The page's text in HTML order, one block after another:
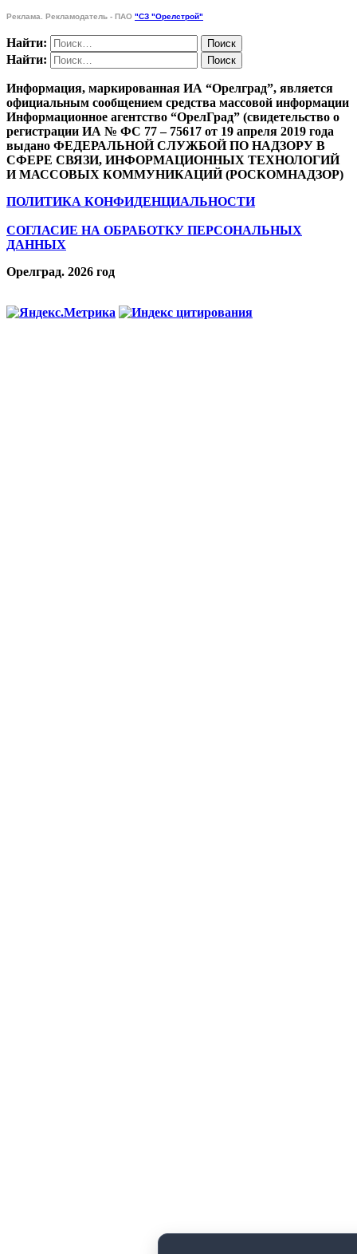
Реклама. Рекламодатель - ПАО "СЗ "Орелстрой"
Найти:
Найти:
Информация, маркированная ИА “Орелград”, является
официальным сообщением средства массовой информации
Информационное агентство “ОрелГрад” (свидетельство о
регистрации ИА № ФС 77 – 75617 от 19 апреля 2019 года
выдано ФЕДЕРАЛЬНОЙ СЛУЖБОЙ ПО НАДЗОРУ В
СФЕРЕ СВЯЗИ, ИНФОРМАЦИОННЫХ ТЕХНОЛОГИЙ
И МАССОВЫХ КОММУНИКАЦИЙ (РОСКОМНАДЗОР)
ПОЛИТИКА КОНФИДЕНЦИАЛЬНОСТИ
СОГЛАСИЕ НА ОБРАБОТКУ ПЕРСОНАЛЬНЫХ
ДАННЫХ
Орелград. 2026 год